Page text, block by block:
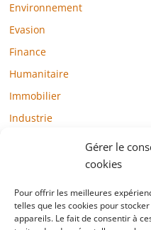
Gérer le
cookies
Pour offrir les meilleures
telles que les cookies pour
appareils. Le fait de consentir à
Environnement
Evasion
Finance
Humanitaire
Immobilier
Industrie
Mode / Beauté / Bien-être